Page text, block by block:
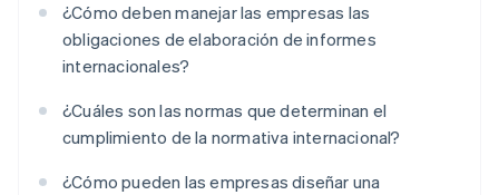
¿Cómo deben manejar las empresas las
obligaciones de elaboración de informes
internacionales?
¿Cuáles son las normas que determinan el
cumplimiento de la normativa internacional?
¿Cómo pueden las empresas diseñar una